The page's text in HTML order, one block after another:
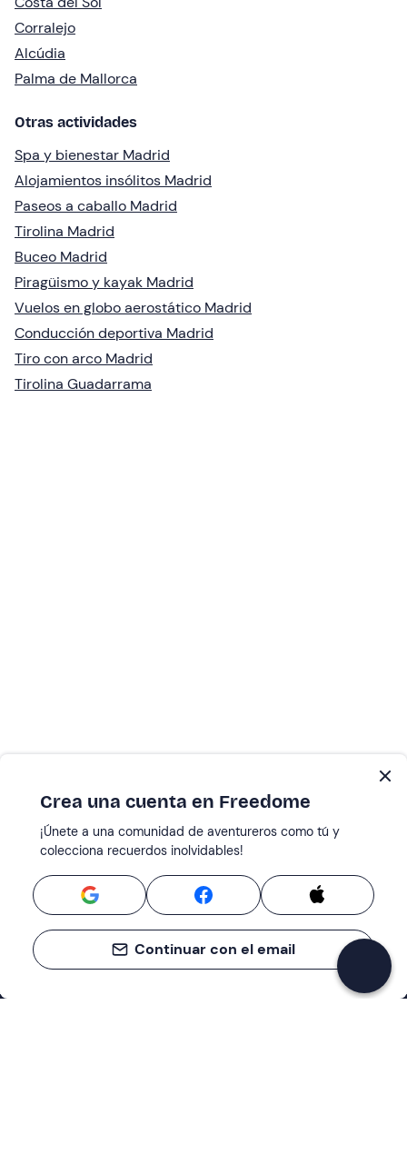
Corralejo
Alcúdia
Palma de Mallorca
Otras actividades
Spa y bienestar Madrid
Alojamientos insólitos Madrid
Paseos a caballo Madrid
Tirolina Madrid
Buceo Madrid
Piragüismo y kayak Madrid
Vuelos en globo aerostático Madrid
Conducción deportiva Madrid
Tiro con arco Madrid
Tirolina Guadarrama
Crea una cuenta en Freedome
¡Únete a una comunidad de aventureros como tú y
colecciona recuerdos inolvidables!
Continuar con el email